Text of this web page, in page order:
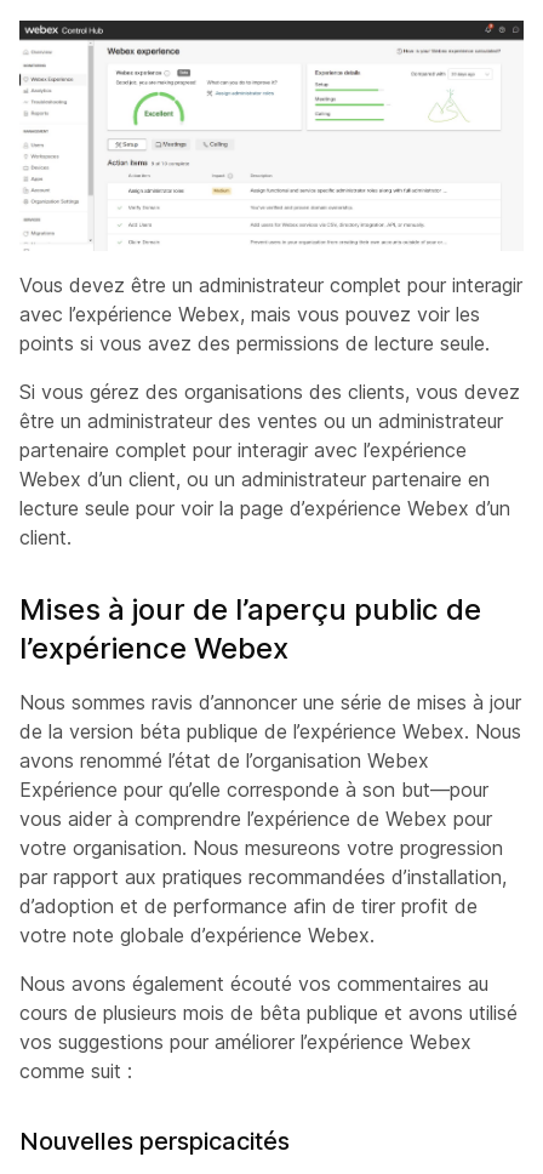
Vous devez être un administrateur complet pour interagir
avec l’expérience Webex, mais vous pouvez voir les
points si vous avez des permissions de lecture seule.
Si vous gérez des organisations des clients, vous devez
être un administrateur des ventes ou un administrateur
partenaire complet pour interagir avec l’expérience
Webex d’un client, ou un administrateur partenaire en
lecture seule pour voir la page d’expérience Webex d’un
client.
Mises à jour de l’aperçu public de
l’expérience Webex
Nous sommes ravis d’annoncer une série de mises à jour
de la version béta publique de l’expérience Webex. Nous
avons renommé l’état de l’organisation Webex
Expérience pour qu’elle corresponde à son but—pour
vous aider à comprendre l’expérience de Webex pour
votre organisation. Nous mesureons votre progression
par rapport aux pratiques recommandées d’installation,
d’adoption et de performance afin de tirer profit de
votre note globale d’expérience Webex.
Nous avons également écouté vos commentaires au
cours de plusieurs mois de bêta publique et avons utilisé
vos suggestions pour améliorer l’expérience Webex
comme suit :
Nouvelles perspicacités